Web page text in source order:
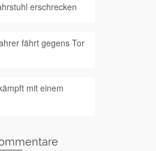
erschrecken
fährt gegens Tor
mit einem